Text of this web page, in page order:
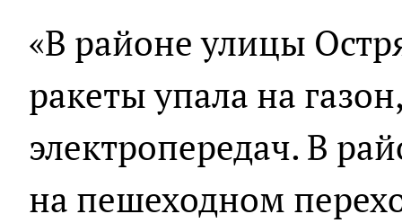
«В районе улицы
ракеты упала на
электропередач. В
на пешеходном